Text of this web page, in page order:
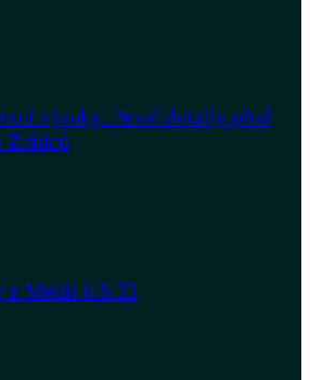
výroky: Nové detaily před
Zrádců
z Médií 6.9.25